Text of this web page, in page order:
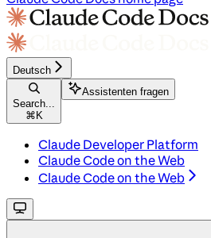
Deutsch
Search...
⌘ K
Assistenten fragen
Claude Developer Platform
Claude Code on the Web
Claude Code on the Web